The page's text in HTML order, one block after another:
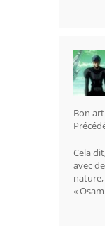
Bon
Cela
avec
nature,
«